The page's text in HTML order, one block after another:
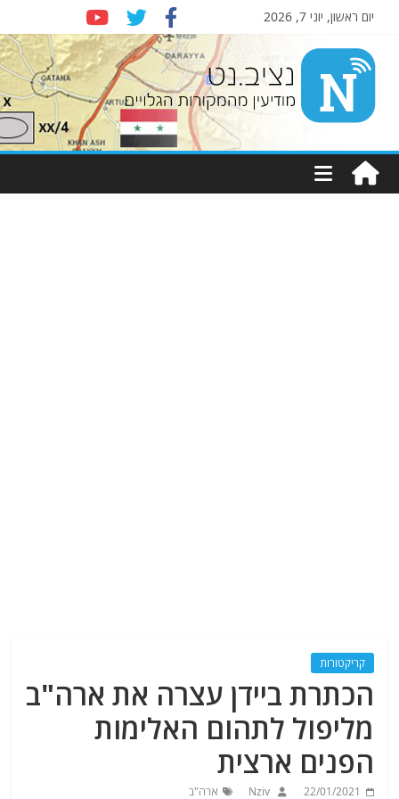
יום ראשון, יוני 7, 2026
Nziv.net
מודיעין
מהמקורות
קריקטורות
הכתרת ביידן עצרה את ארה"ב
מליפול לתהום האלימות
הפנים ארצית
22/01/2021
Nziv ארה"ב